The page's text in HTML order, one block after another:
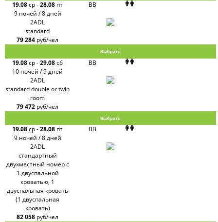
19.08ср-28.08 пт
9 ночей / 8 дней
BB
2ADL
standard
79 284 руб/чел
Выбрать
19.08ср-29.08сб
10 ночей / 9 дней
BB
2ADL
standard double or twin
room
79 472 руб/чел
Выбрать
19.08ср-28.08 пт
9 ночей / 8 дней
BB
2ADL
стандартный
двухместный номер с
1 двуспальной
кроватью, 1
двуспальная кровать
(1 двуспальная
кровать)
82 058 руб/чел